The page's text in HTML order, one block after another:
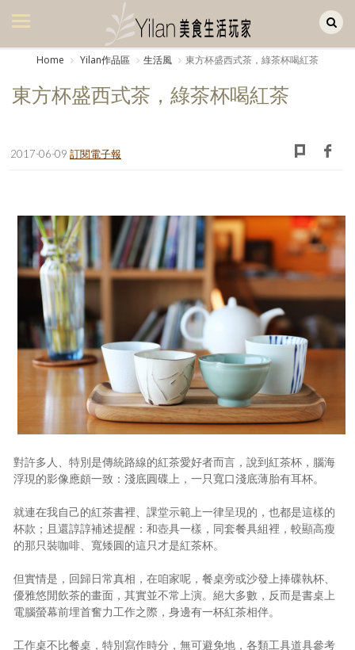
美食集
書房集
日記簿
餐桌週記
享樂隨手拍
照相簿
影音區
創意出版服務
歷史區
關於Yilan
個人著作
媒體報導一覽
Home Yilan作品區 生活風 東方杯盛西式茶，綠茶杯喝紅茶
東方杯盛西式茶，綠茶杯喝紅茶
2017-06-09 訂閱電子報
對許多人、特別是傳統路線的紅茶愛好者而言，說到紅茶杯，腦海
浮現的影像應頗一致：淺底圓碟上，一只寬口淺底薄胎有耳杯。
就連在我自己的紅茶書裡、課堂示範上一律呈現的，也都是這樣的
杯款；且還諄諄補述提醒：和壺具一樣，同套餐具組裡，較顯高瘦
的那只裝咖啡、寬矮圓的這只才是紅茶杯。
但實情是，回歸日常真相，在咱家呢，餐桌旁或沙發上捧碟執杯、
優雅悠閒飲茶的畫面，其實並不常上演。絕大多數，反而是書桌上
電腦螢幕前埋首奮力工作之際，身邊有一杯紅茶相伴。
工作桌不比餐桌，特別寫作時分，無可避免地，各類工具道具參考